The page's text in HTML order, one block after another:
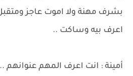
بشرف مهنة ولا اموت عاجز
اعرف بيه وساكت ..
أمينة : انت اعرف المهم عنوانهم